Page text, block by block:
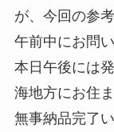
が、今回の参
午前中にお問
本日午後には
海地方にお住
無事納品完了